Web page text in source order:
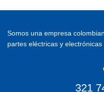
Somos una empresa
partes eléctricas y
321